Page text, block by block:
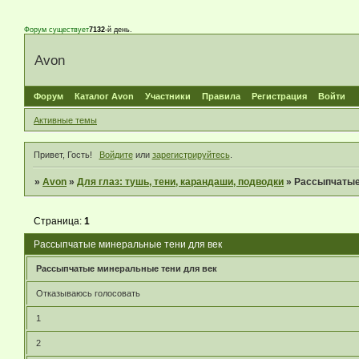
Форум существует7132-й день.
Avon
Форум Каталог Avon Участники Правила Регистрация Войти
Активные темы
Привет, Гость! Войдитеили зарегистрируйтесь.
»Avon »Для глаз: тушь, тени, карандаши, подводки »
Рассыпчатые минеральные тени для век
Страница:1
Рассыпчатые минеральные тени для век
Отказываюсь голосовать
1
2